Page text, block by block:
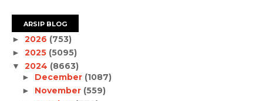
ARSIP BLOG
► 2026 (753)
► 2025 (5095)
▼ 2024 (8663)
► December (1087)
► November (559)